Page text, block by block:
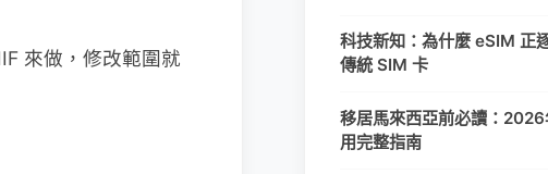
來做，修改範圍就
科技新知：為什麼 eSIM 正
傳統 SIM 卡
移居馬來西亞前必讀：
用完整指南